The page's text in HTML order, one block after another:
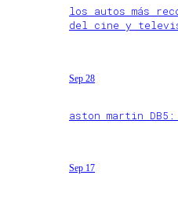
los autos más
del cine y
Sep 28
aston martin DB5:
Sep 17